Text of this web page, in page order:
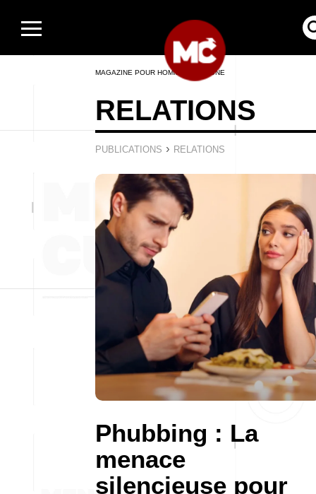
MAGAZINE POUR HOMMES EN LIGNE
RELATIONS
PUBLICATIONS › RELATIONS
Phubbing : La
menace
silencieuse pour